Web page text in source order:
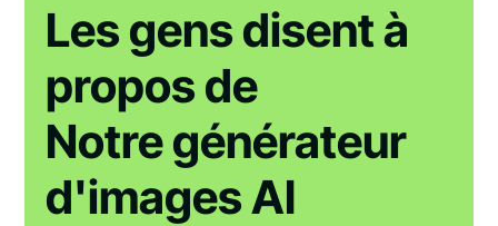
Les gens disent à
propos de
Notre générateur
d'images AI